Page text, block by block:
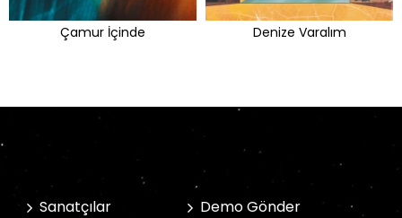
Çamur İçinde Denize Varalım
Sanatçılar
Demo Gönder